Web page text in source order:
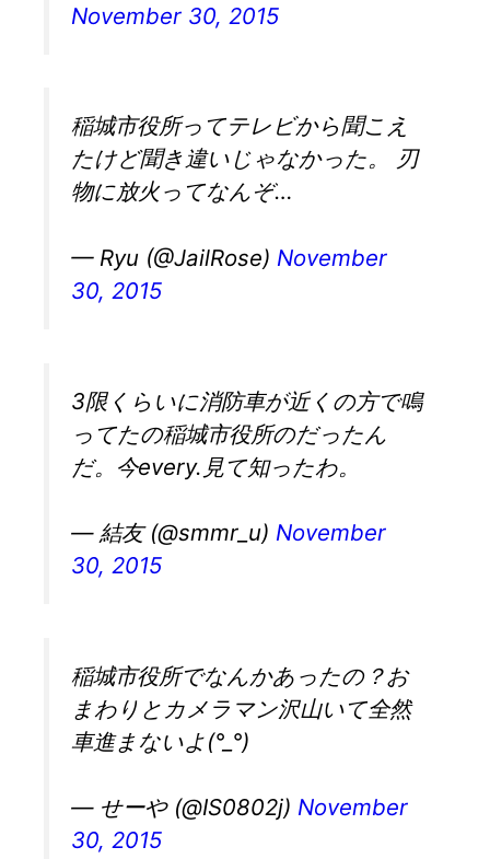
November 30, 2015
稲城市役所ってテレビから聞こえ
たけど聞き違いじゃなかった。 刃
物に放火ってなんぞ…
— Ryu (@JailRose) November
30, 2015
3限くらいに消防車が近くの方で鳴
ってたの稲城市役所のだったん
だ。今every.見て知ったわ。
— 結友 (@smmr_u) November
30, 2015
稲城市役所でなんかあったの？お
まわりとカメラマン沢山いて全然
車進まないよ(°_°)
— せーや (@IS0802j) November
30, 2015